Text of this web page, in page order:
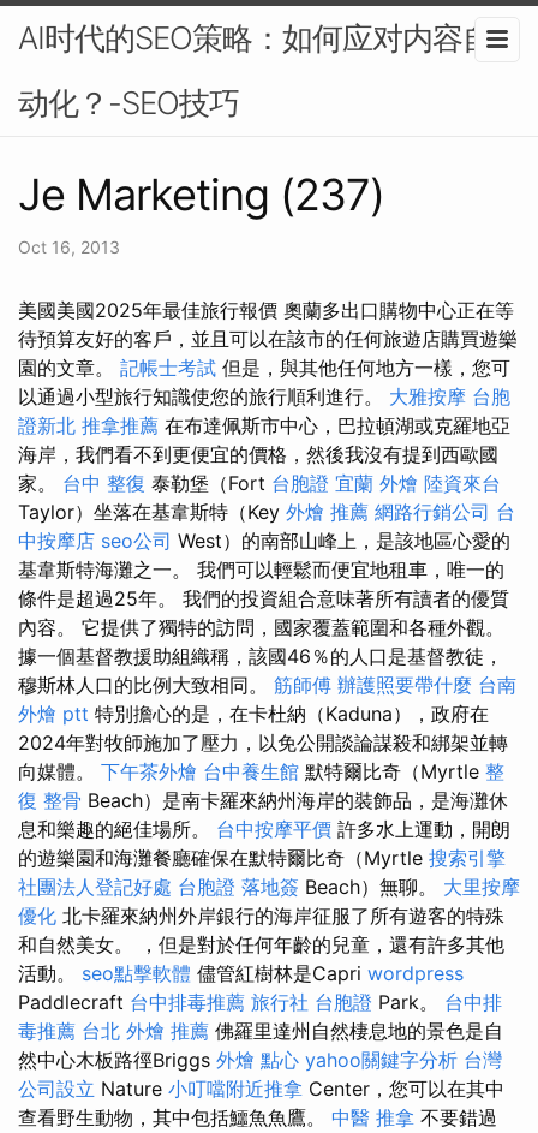
AI时代的SEO策略：如何应对内容自
动化？-SEO技巧
Je Marketing (237)
Oct 16, 2013
美國美國2025年最佳旅行報價 奧蘭多出口購物中心正在等
待預算友好的客戶，並且可以在該市的任何旅遊店購買遊樂
園的文章。 記帳士考試 但是，與其他任何地方一樣，您可
以通過小型旅行知識使您的旅行順利進行。 大雅按摩 台胞
證新北 推拿推薦 在布達佩斯市中心，巴拉頓湖或克羅地亞
海岸，我們看不到更便宜的價格，然後我沒有提到西歐國
家。 台中 整復 泰勒堡（Fort 台胞證 宜蘭 外燴 陸資來台
Taylor）坐落在基韋斯特（Key 外燴 推薦 網路行銷公司 台
中按摩店 seo公司 West）的南部山峰上，是該地區心愛的
基韋斯特海灘之一。 我們可以輕鬆而便宜地租車，唯一的
條件是超過25年。 我們的投資組合意味著所有讀者的優質
內容。 它提供了獨特的訪問，國家覆蓋範圍和各種外觀。
據一個基督教援助組織稱，該國46％的人口是基督教徒，
穆斯林人口的比例大致相同。 筋師傅 辦護照要帶什麼 台南
外燴 ptt 特別擔心的是，在卡杜納（Kaduna），政府在
2024年對牧師施加了壓力，以免公開談論謀殺和綁架並轉
向媒體。 下午茶外燴 台中養生館 默特爾比奇（Myrtle 整
復 整骨 Beach）是南卡羅來納州海岸的裝飾品，是海灘休
息和樂趣的絕佳場所。 台中按摩平價 許多水上運動，開朗
的遊樂園和海灘餐廳確保在默特爾比奇（Myrtle 搜索引擎
社團法人登記好處 台胞證 落地簽 Beach）無聊。 大里按摩
優化 北卡羅來納州外岸銀行的海岸征服了所有遊客的特殊
和自然美女。 ，但是對於任何年齡的兒童，還有許多其他
活動。 seo點擊軟體 儘管紅樹林是Capri wordpress
Paddlecraft 台中排毒推薦 旅行社 台胞證 Park。 台中排
毒推薦 台北 外燴 推薦 佛羅里達州自然棲息地的景色是自
然中心木板路徑Briggs 外燴 點心 yahoo關鍵字分析 台灣
公司設立 Nature 小叮噹附近推拿 Center，您可以在其中
查看野生動物，其中包括鱷魚魚鷹。 中醫 推拿 不要錯過